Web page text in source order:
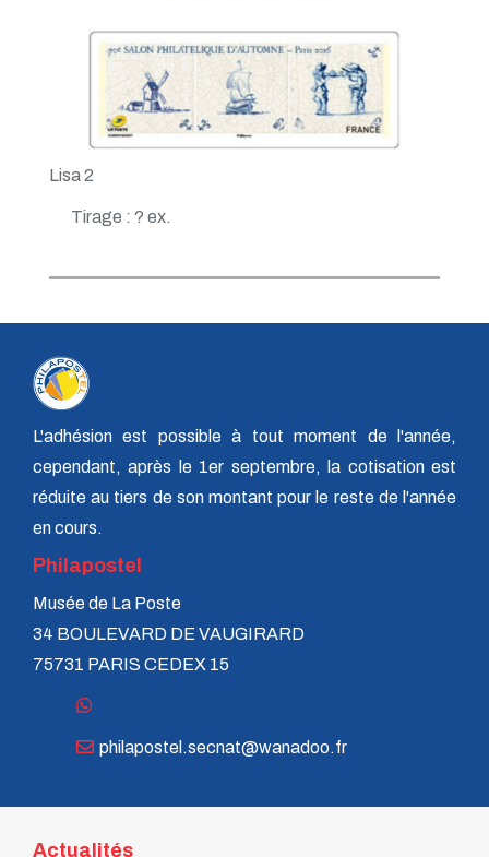
Lisa 2
Tirage : ? ex.
L'adhésion est possible à tout moment de l'année,
cependant, après le 1er septembre, la cotisation est
réduite au tiers de son montant pour le reste de l'année
en cours.
Philapostel
Musée de La Poste
34 BOULEVARD DE VAUGIRARD
75731 PARIS CEDEX 15
philapostel.secnat@wanadoo.fr
Actualités